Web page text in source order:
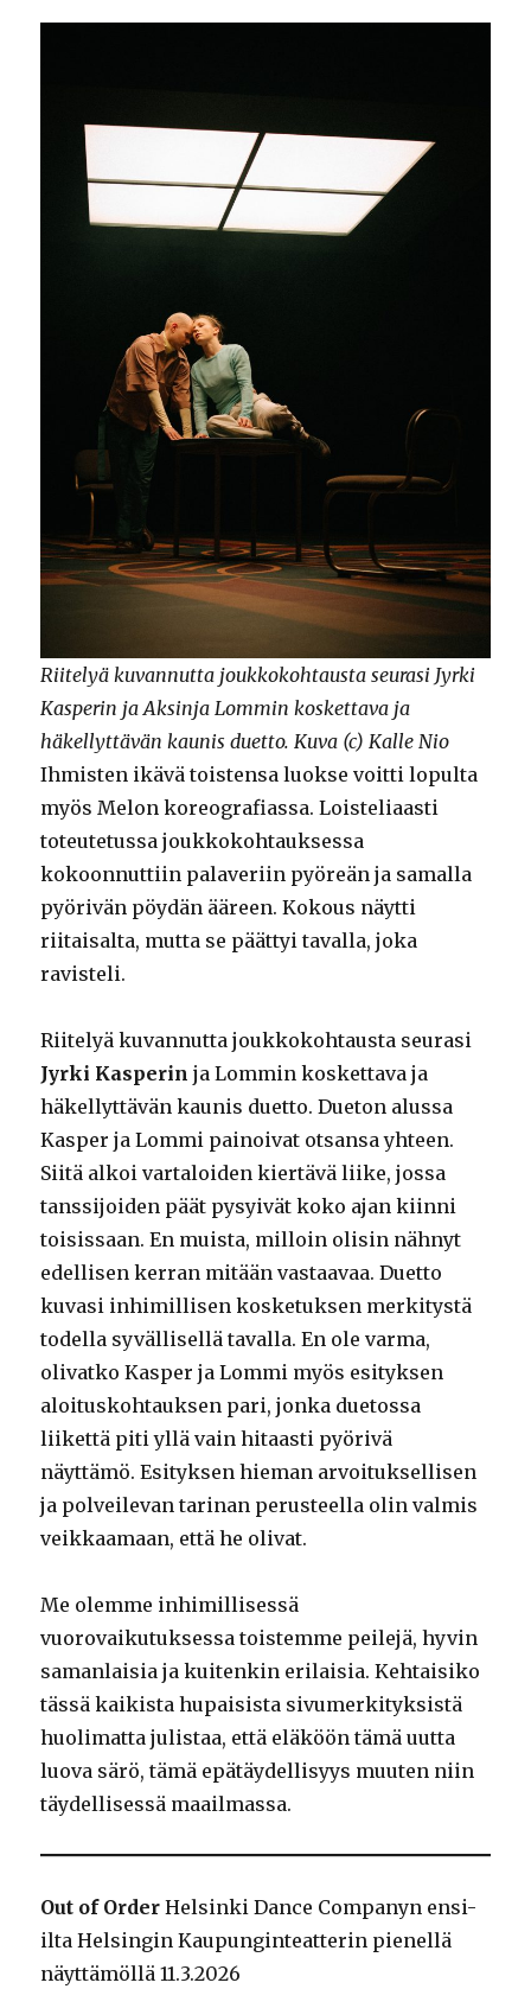
Riitelyä kuvannutta joukkokohtausta seurasi Jyrki
Kasperin ja Aksinja Lommin koskettava ja
häkellyttävän kaunis duetto. Kuva (c) Kalle Nio
Ihmisten ikävä toistensa luokse voitti lopulta
myös Melon koreografiassa. Loisteliaasti
toteutetussa joukkokohtauksessa
kokoonnuttiin palaveriin pyöreän ja samalla
pyörivän pöydän ääreen. Kokous näytti
riitaisalta, mutta se päättyi tavalla, joka
ravisteli.
Riitelyä kuvannutta joukkokohtausta seurasi
Jyrki Kasperin ja Lommin koskettava ja
häkellyttävän kaunis duetto. Dueton alussa
Kasper ja Lommi painoivat otsansa yhteen.
Siitä alkoi vartaloiden kiertävä liike, jossa
tanssijoiden päät pysyivät koko ajan kiinni
toisissaan. En muista, milloin olisin nähnyt
edellisen kerran mitään vastaavaa. Duetto
kuvasi inhimillisen kosketuksen merkitystä
todella syvällisellä tavalla. En ole varma,
olivatko Kasper ja Lommi myös esityksen
aloituskohtauksen pari, jonka duetossa
liikettä piti yllä vain hitaasti pyörivä
näyttämö. Esityksen hieman arvoituksellisen
ja polveilevan tarinan perusteella olin valmis
veikkaamaan, että he olivat.
Me olemme inhimillisessä
vuorovaikutuksessa toistemme peilejä, hyvin
samanlaisia ja kuitenkin erilaisia. Kehtaisiko
tässä kaikista hupaisista sivumerkityksistä
huolimatta julistaa, että eläköön tämä uutta
luova särö, tämä epätäydellisyys muuten niin
täydellisessä maailmassa.
Out of Order Helsinki Dance Companyn ensi-
ilta Helsingin Kaupunginteatterin pienellä
näyttämöllä 11.3.2026